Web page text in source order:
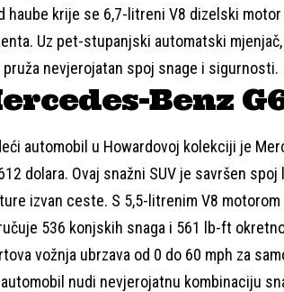
haube krije se 6,7-litreni V8 dizelski
Uz pet-stupanjski automatski
pruža nevjerojatan spoj snage i sigurnosti.
Benz
automobil u Howardovoj kolekciji je
dolara. Ovaj snažni SUV je savršen
izvan ceste. S 5,5-litrenim V8
536 konjskih snaga i 561 lb-ft
vožnja ubrzava od 0 do 60 mph za
automobil nudi nevjerojatnu kombinaciju